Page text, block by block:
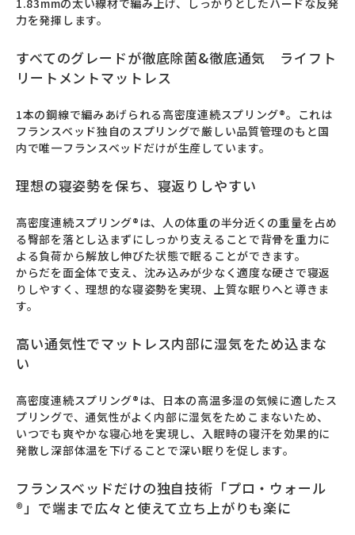
力を発揮します。
すべてのグレードが徹底除菌&徹底通気 ライフト
リートメントマットレス
1本の鋼線で編みあげられる高密度連続スプリング®。これは
フランスベッド独自のスプリングで厳しい品質管理のもと国
内で唯一フランスベッドだけが生産しています。
理想の寝姿勢を保ち、寝返りしやすい
高密度連続スプリング®は、人の体重の半分近くの重量を占め
る臀部を落とし込まずにしっかり支えることで背骨を重力に
よる負荷から解放し伸びた状態で眠ることができます。
からだを面全体で支え、沈み込みが少なく適度な硬さで寝返
りしやすく、理想的な寝姿勢を実現、上質な眠りへと導きま
す。
高い通気性でマットレス内部に湿気をため込まな
い
高密度連続スプリング®は、日本の高温多湿の気候に適したス
プリングで、通気性がよく内部に湿気をためこまないため、
いつでも爽やかな寝心地を実現し、入眠時の寝汗を効果的に
発散し深部体温を下げることで深い眠りを促します。
フランスベッドだけの独自技術「プロ・ウォール
®」で端まで広々と使えて立ち上がりも楽に